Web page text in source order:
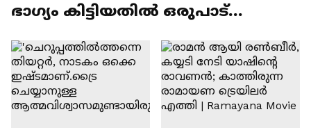
ഭാഗ്യം കിട്ടിയതിൽ ഒരുപാട്